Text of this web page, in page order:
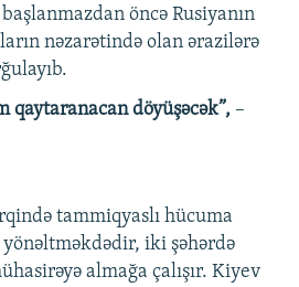
öncə Rusiyanın
nəzarətində olan ərazilərə
qaytaranacan döyüşəcək”, –
tammiqyaslı hücuma
yönəltməkdədir, iki şəhərdə
almağa çalışır. Kiyev